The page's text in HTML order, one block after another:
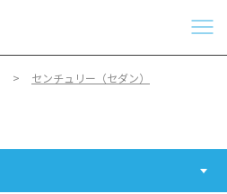
センチュリー（セダン）